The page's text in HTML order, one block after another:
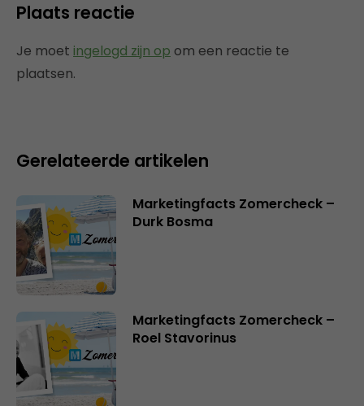
Plaats reactie
Je moet ingelogd zijn op om een reactie te
plaatsen.
Gerelateerde artikelen
Marketingfacts Zomercheck –
Durk Bosma
Marketingfacts Zomercheck –
Roel Stavorinus